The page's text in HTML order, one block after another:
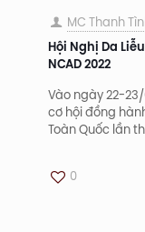
MC Thanh
Hội Nghị Da
NCAD 2022
Vào ngày 22-
cơ hội đồng
Toàn Quốc lần
0